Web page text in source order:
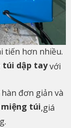
tiến hơn nhiều.
túi dập tayvới
đơn giản và
miệng túi ,giá